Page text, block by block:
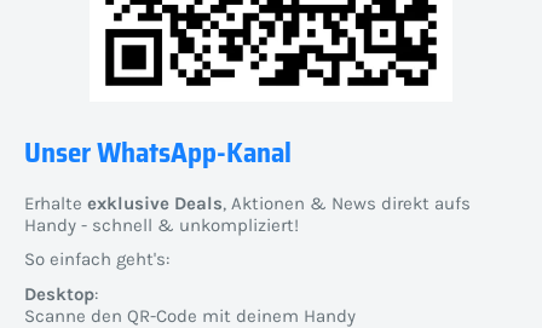
Unser WhatsApp-Kanal
Erhalte exklusive Deals, Aktionen & News direkt aufs
Handy - schnell & unkompliziert!
So einfach geht's:
Desktop:
Scanne den QR-Code mit deinem Handy